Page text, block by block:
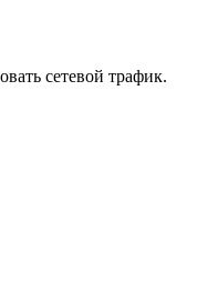
сетевой трафик.